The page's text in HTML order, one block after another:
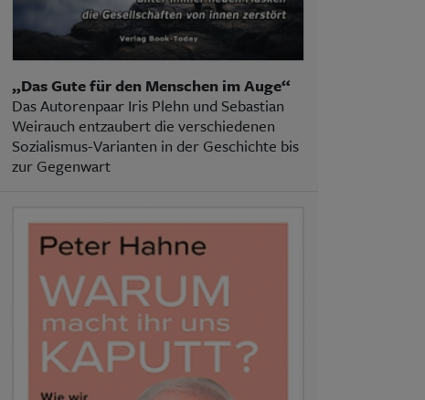
„Das Gute für den Menschen im Auge“
Das Autorenpaar Iris Plehn und Sebastian
Weirauch entzaubert die verschiedenen
Sozialismus-Varianten in der Geschichte bis
zur Gegenwart